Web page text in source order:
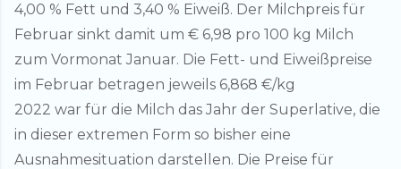
4,00 % Fett und 3,40 % Eiweiß. Der Milchpreis für
Februar sinkt damit um € 6,98 pro 100 kg Milch
zum Vormonat Januar. Die Fett- und Eiweißpreise
im Februar betragen jeweils 6,868 €/kg
2022 war für die Milch das Jahr der Superlative, die
in dieser extremen Form so bisher eine
Ausnahmesituation darstellen. Die Preise für